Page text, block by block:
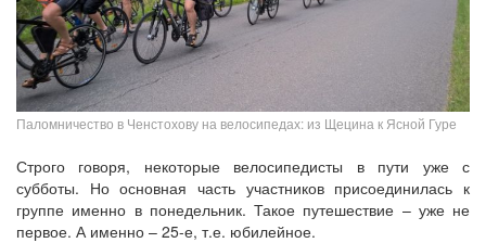
Паломничество в Ченстохову на велосипедах: из Щецина к Ясной Гуре
Строго говоря, некоторые велосипедисты в пути уже с
субботы. Но основная часть участников присоединилась к
группе именно в понедельник. Такое путешествие – уже не
первое. А именно – 25-е, т.е. юбилейное.